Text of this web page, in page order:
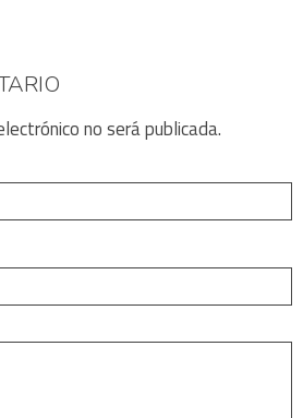
no será publicada.